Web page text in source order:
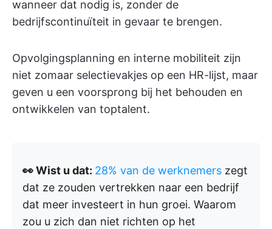
wanneer dat nodig is, zonder de
bedrijfscontinuïteit in gevaar te brengen.
Opvolgingsplanning en interne mobiliteit zijn
niet zomaar selectievakjes op een HR-lijst, maar
geven u een voorsprong bij het behouden en
ontwikkelen van toptalent.
👀 Wist u dat: 28% van de werknemers zegt
dat ze zouden vertrekken naar een bedrijf
dat meer investeert in hun groei. Waarom
zou u zich dan niet richten op het